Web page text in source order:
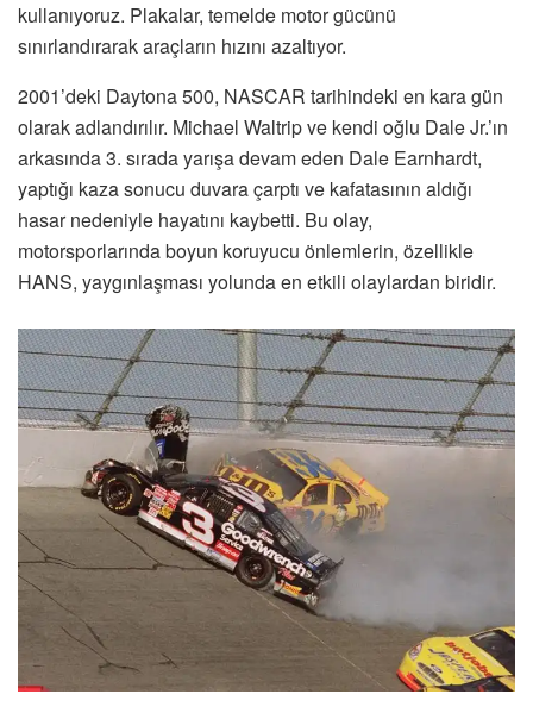
kullanıyoruz. Plakalar, temelde motor gücünü
sınırlandırarak araçların hızını azaltıyor.
2001’deki Daytona 500, NASCAR tarihindeki en kara gün
olarak adlandırılır. Michael Waltrip ve kendi oğlu Dale Jr.’ın
arkasında 3. sırada yarışa devam eden Dale Earnhardt,
yaptığı kaza sonucu duvara çarptı ve kafatasının aldığı
hasar nedeniyle hayatını kaybetti. Bu olay,
motorsporlarında boyun koruyucu önlemlerin, özellikle
HANS, yaygınlaşması yolunda en etkili olaylardan biridir.